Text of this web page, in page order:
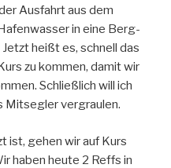
Ausfahrt aus dem
in eine Berg-
heißt es, schnell das
zu kommen, damit wir
Schließlich will ich
Mitsegler vergraulen.
ist, gehen wir auf Kurs
haben heute 2 Reffs in